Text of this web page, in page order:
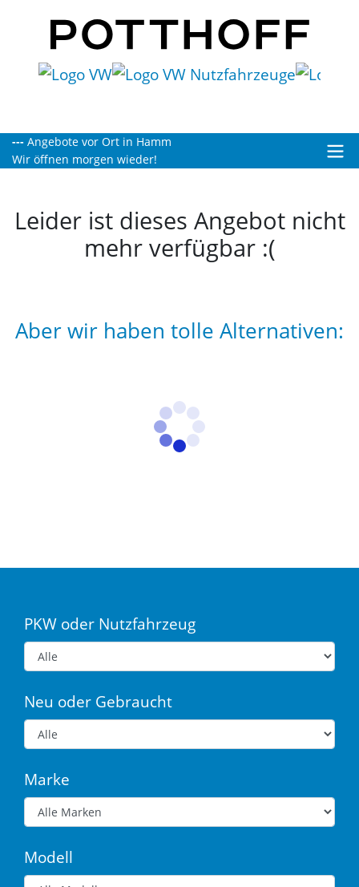
Geschlossen.
Wir öffnen morgen wieder!
Leider ist dieses Angebot nicht
mehr verfügbar :(
Aber wir haben tolle Alternativen:
PKW oder Nutzfahrzeug
Neu oder Gebraucht
Marke
Modell